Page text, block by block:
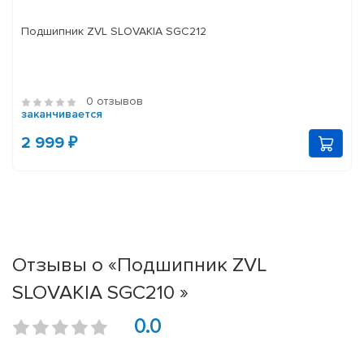
Подшипник ZVL SLOVAKIA SGC212
0 отзывов
заканчивается
2 999 ₽
Отзывы о «Подшипник ZVL
SLOVAKIA SGC210 »
0.0